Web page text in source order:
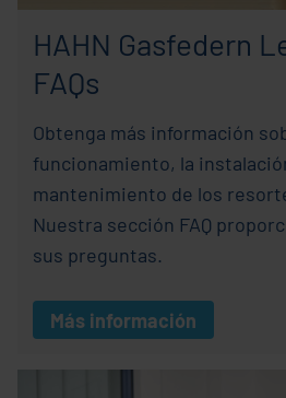
HAHN Gasfedern
FAQs
Obtenga más información
funcionamiento, la
mantenimiento de los
Nuestra sección FAQ
sus preguntas.
Más información